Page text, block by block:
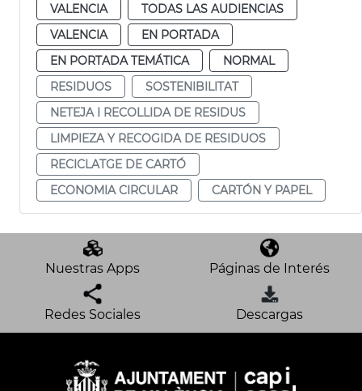
VALENCIA
TODAS LAS AUDIENCIAS
VALENCIA
EN PORTADA
EN PORTADA TEMÁTICA
NORMAL
RESIDUOS
SOSTENIBILITAT
NETEJA I RECOLLIDA DE RESIDUS
LIMPIEZA Y RECOGIDA DE RESIDUOS
RECICLATGE DE CARTÓ
ECONOMIA CIRCULAR
CARTÓN Y PAPEL
Nuestras Apps Páginas de Interés
Redes Sociales Descargas